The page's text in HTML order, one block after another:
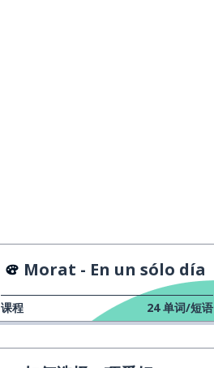
Morat - En un sólo día
课程 24 单词/短语